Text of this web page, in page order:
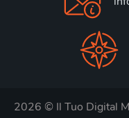
2026 © Il Tuo Digital